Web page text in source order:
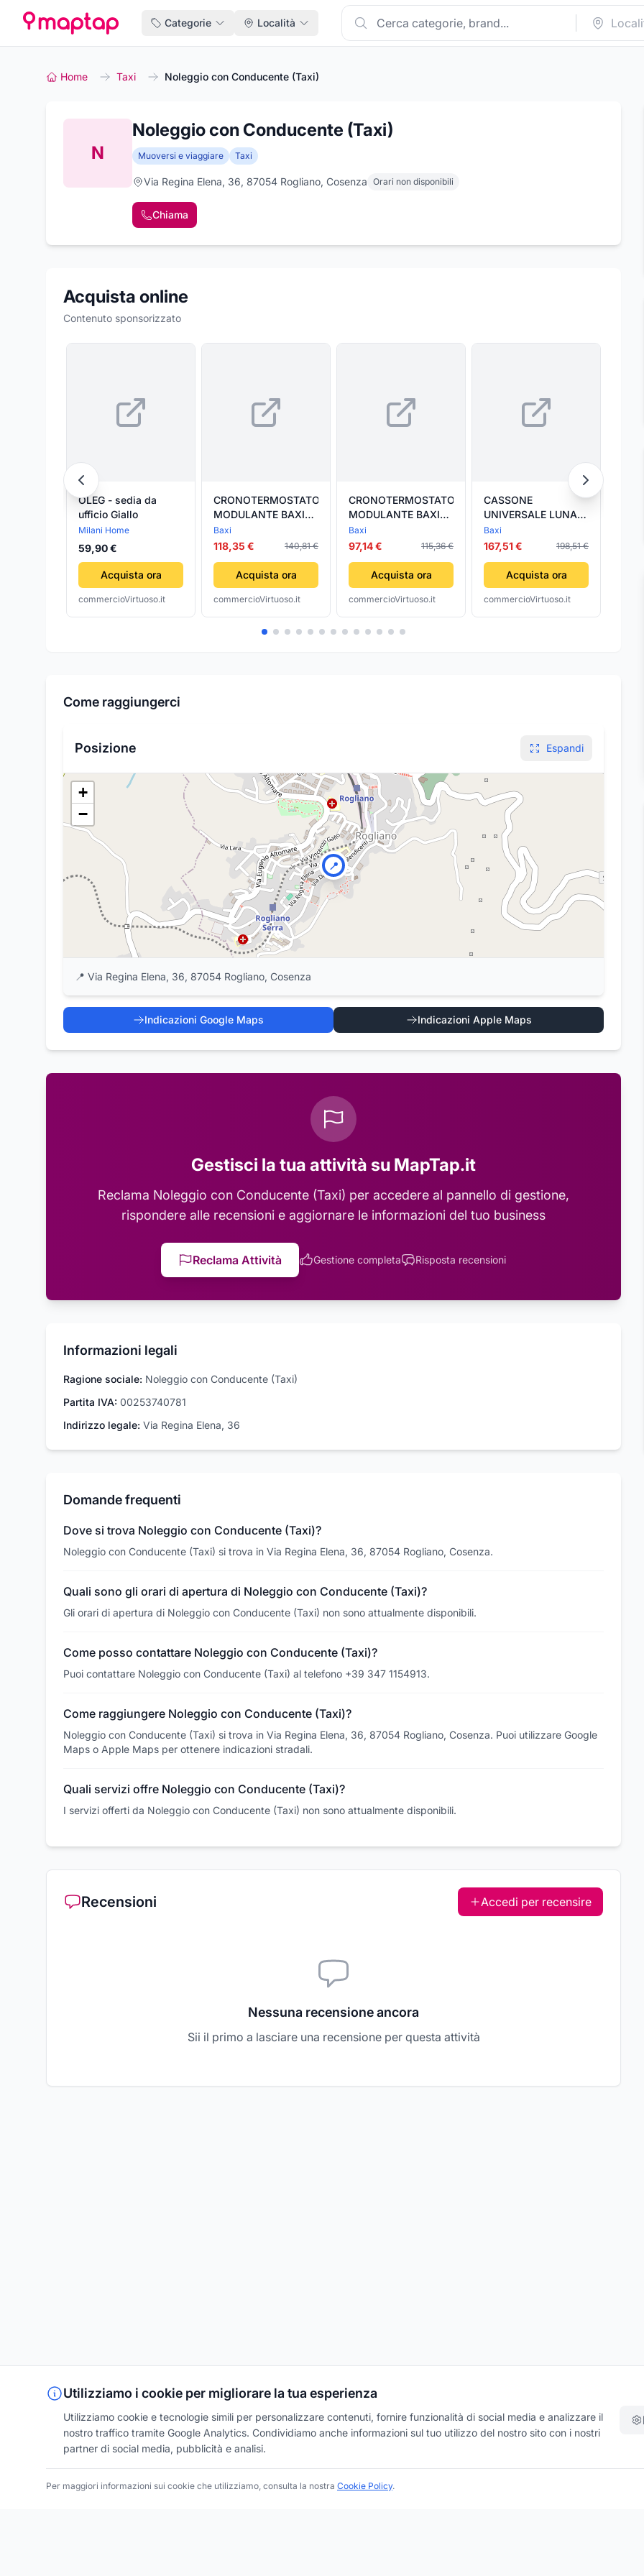
Categorie Località
Home Taxi Noleggio con Conducente (Taxi)
N
Noleggio con Conducente (Taxi)
Muoversi e viaggiare Taxi
Via Regina Elena, 36, 87054 Rogliano, Cosenza Orari non disponibili
Chiama
Acquista online
Contenuto sponsorizzato
OLEG - sedia da
ufficio Giallo
Milani Home
59,90 €
Acquista ora
commercioVirtuoso.it
CRONOTERMOSTATO
MODULANTE BAXI
BAXI
Baxi
118,35 € 140,81 €
Acquista ora
commercioVirtuoso.it
CRONOTERMOSTATO
MODULANTE BAXI
Baxi
97,14 € 115,36 €
Acquista ora
commercioVirtuoso.it
CASSONE
UNIVERSALE LUNA
Baxi
167,51 € 198,51 €
Acquista ora
commercioVirtuoso.it
Come raggiungerci
Posizione Espandi
📍
+
−
📍 Via Regina Elena, 36, 87054 Rogliano, Cosenza
Indicazioni Google Maps Indicazioni Apple Maps
Gestisci la tua attività su MapTap.it
Reclama Noleggio con Conducente (Taxi) per accedere al pannello di gestione,
rispondere alle recensioni e aggiornare le informazioni del tuo business
Reclama Attività Gestione completa Risposta recensioni
Informazioni legali
Ragione sociale: Noleggio con Conducente (Taxi)
Partita IVA: 00253740781
Indirizzo legale: Via Regina Elena, 36
Domande frequenti
Dove si trova Noleggio con Conducente (Taxi)?
Noleggio con Conducente (Taxi) si trova in Via Regina Elena, 36, 87054 Rogliano, Cosenza.
Quali sono gli orari di apertura di Noleggio con Conducente (Taxi)?
Gli orari di apertura di Noleggio con Conducente (Taxi) non sono attualmente disponibili.
Come posso contattare Noleggio con Conducente (Taxi)?
Puoi contattare Noleggio con Conducente (Taxi) al telefono +39 347 1154913.
Come raggiungere Noleggio con Conducente (Taxi)?
Noleggio con Conducente (Taxi) si trova in Via Regina Elena, 36, 87054 Rogliano, Cosenza. Puoi utilizzare Google
Maps o Apple Maps per ottenere indicazioni stradali.
Quali servizi offre Noleggio con Conducente (Taxi)?
I servizi offerti da Noleggio con Conducente (Taxi) non sono attualmente disponibili.
Recensioni Accedi per recensire
Nessuna recensione ancora
Sii il primo a lasciare una recensione per questa attività
Utilizziamo i cookie per migliorare la tua esperienza
Utilizziamo cookie e tecnologie simili per personalizzare contenuti, fornire funzionalità di social media e analizzare il
nostro traffico tramite Google Analytics. Condividiamo anche informazioni sul tuo utilizzo del nostro sito con i nostri
partner di social media, pubblicità e analisi.
Per maggiori informazioni sui cookie che utilizziamo, consulta la nostra Cookie Policy.